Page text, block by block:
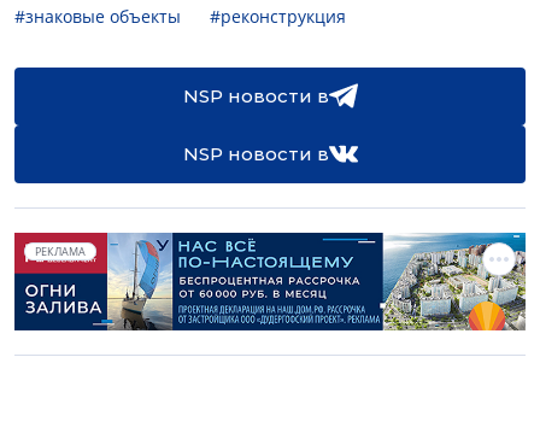
#знаковые объекты
#реконструкция
NSP новости в
NSP новости в
РЕКЛАМА